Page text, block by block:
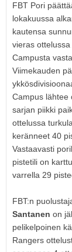
FBT Pori
lokakuussa
kautensa
vieras ottelussa
Campusta
Viimekauden
Campus lähtee
sarjan piikki
ottelussa
keränneet 40
Vastaavasti
pistetili on
varrella 29
FBT:n
Santanen on
pelikelpoinen
Rangers